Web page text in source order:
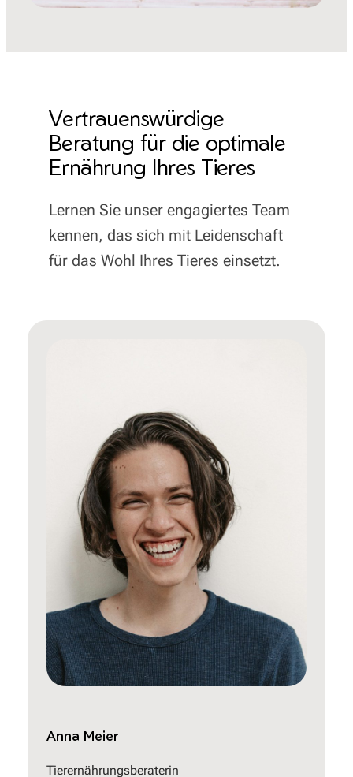
Vertrauenswürdige
Beratung für die optimale
Ernährung Ihres Tieres
Lernen Sie unser engagiertes Team
kennen, das sich mit Leidenschaft
für das Wohl Ihres Tieres einsetzt.
Anna Meier
Tierernährungsberaterin